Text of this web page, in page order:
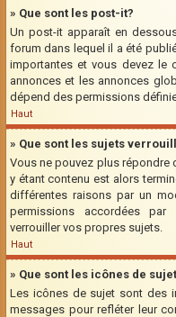
» Que sont les post-it?
Un post-it apparaît en
forum dans lequel il a été
importantes et vous devez le
annonces et les annonces
dépend des permissions
Haut
» Que sont les sujets
Vous ne pouvez plus répondre
y étant contenu est alors
différentes raisons par un
permissions accordées par
verrouiller vos propres sujets.
Haut
» Que sont les icônes de
Les icônes de sujet sont des
messages pour refléter leur